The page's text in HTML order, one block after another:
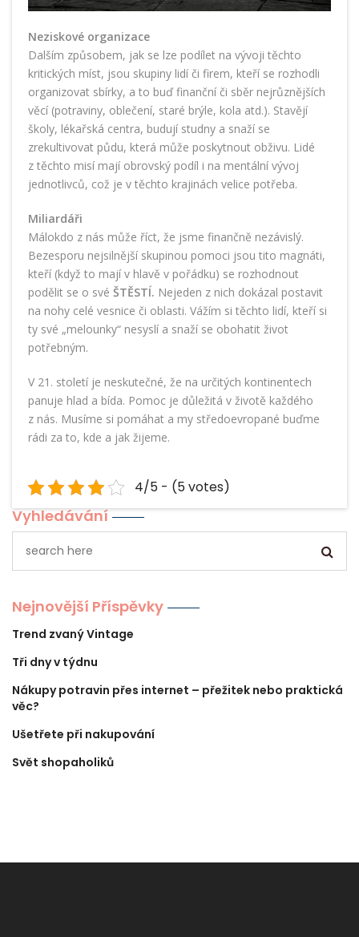
Neziskové organizace
Dalším způsobem, jak se lze podílet na vývoji těchto
kritických míst, jsou skupiny lidí či firem, kteří se rozhodli
organizovat sbírky, a to buď finanční či sběr nejrůznějších
věcí (potraviny, oblečení, staré brýle, kola atd.). Stavějí
školy, lékařská centra, budují studny a snaží se
zrekultivovat půdu, která může poskytnout obživu. Lidé
z těchto misí mají obrovský podíl i na mentální vývoj
jednotlivců, což je v těchto krajinách velice potřeba.
Miliardáři
Málokdo z nás může říct, že jsme finančně nezávislý.
Bezesporu nejsilnější skupinou pomoci jsou tito magnáti,
kteří (když to mají v hlavě v pořádku) se rozhodnout
podělit se o své ŠTĚSTÍ. Nejeden z nich dokázal postavit
na nohy celé vesnice či oblasti. Vážím si těchto lidí, kteří si
ty své „melounky“ nesyslí a snaží se obohatit život
potřebným.
V 21. století je neskutečné, že na určitých kontinentech
panuje hlad a bída. Pomoc je důležitá v životě každého
z nás. Musíme si pomáhat a my středoevropané buďme
rádi za to, kde a jak žijeme.
4/5 - (5 votes)
Vyhledávání
Nejnovější Příspěvky
Trend zvaný Vintage
Tři dny v týdnu
Nákupy potravin přes internet – přežitek nebo praktická
věc?
Ušetřete při nakupování
Svět shopaholiků